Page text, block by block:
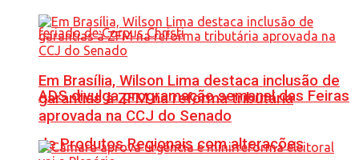
ADS divulga programação semanal das Feiras
de Produtos Regionais com alterações
Em Brasília, Wilson Lima destaca inclusão de
garantias à ZFM na reforma tributária
aprovada na CCJ do Senado